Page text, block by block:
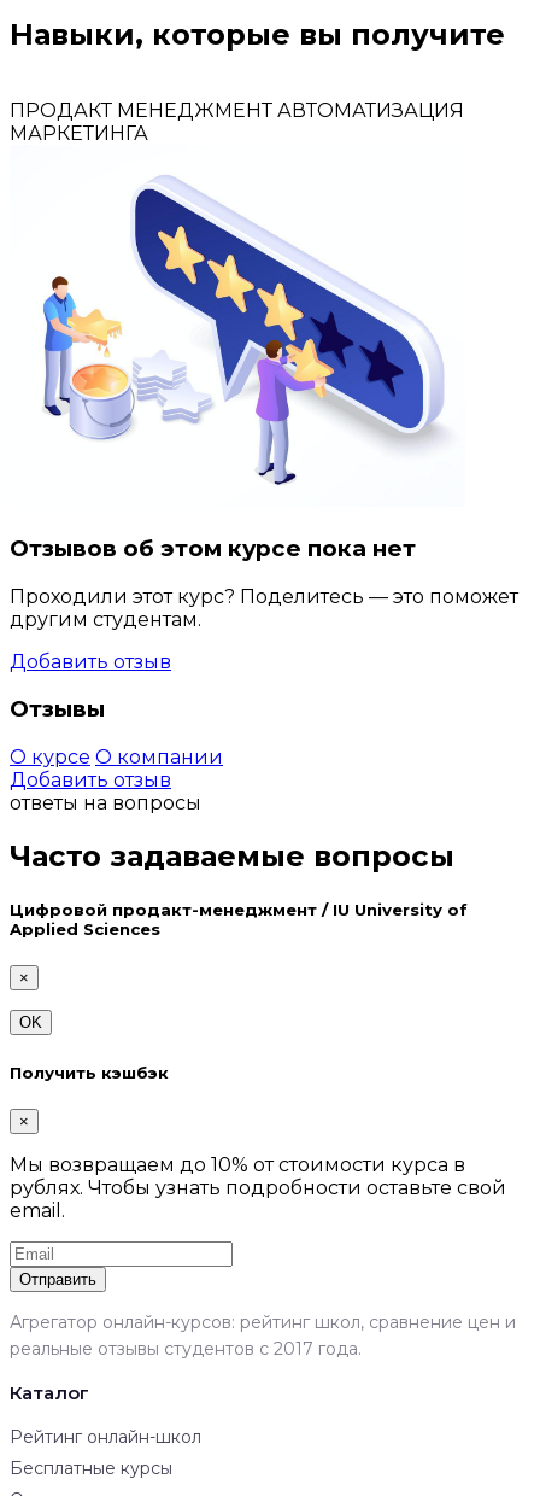
Навыки, которые вы получите
ПРОДАКТ МЕНЕДЖМЕНТ АВТОМАТИЗАЦИЯ
МАРКЕТИНГА
Отзывов об этом курсе пока нет
Проходили этот курс? Поделитесь — это поможет
другим студентам.
Добавить отзыв
Отзывы
О курсе О компании
Добавить отзыв
ответы на вопросы
Часто задаваемые вопросы
Цифровой продакт-менеджмент / IU University of
Applied Sciences
×
OK
Получить кэшбэк
×
Мы возвращаем до 10% от стоимости курса в
рублях. Чтобы узнать подробности оставьте свой
email.
Отправить
Агрегатор онлайн-курсов: рейтинг школ, сравнение цен и
реальные отзывы студентов с 2017 года.
Каталог
Рейтинг онлайн-школ
Бесплатные курсы